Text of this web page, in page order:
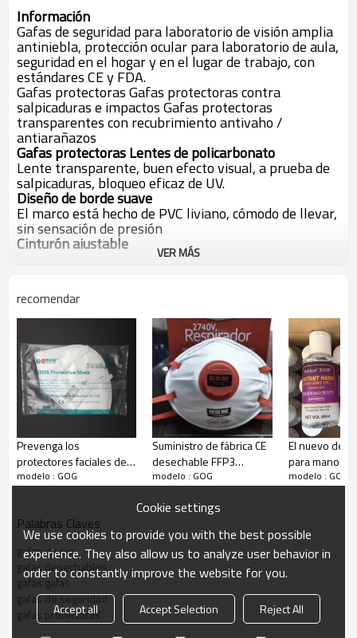
Información
Gafas de seguridad para laboratorio de visión amplia
antiniebla, protección ocular para laboratorio de aula,
seguridad en el hogar y en el lugar de trabajo, con
estándares CE y FDA.
Gafas protectoras Gafas protectoras contra
salpicaduras e impactos Gafas protectoras
transparentes con recubrimiento antivaho /
antiarañazos
Gafas protectoras Lentes de policarbonato
Lente transparente, buen efecto visual, a prueba de
salpicaduras, bloqueo eficaz de UV.
Diseño de borde suave
El marco está hecho de PVC liviano, cómodo de llevar,
sin sensación de presión
Cinturón ajustable
El diseño de banda elástica para facilitar la fijación de
espacio y es adecuado para varios
circunferencias de la cabeza
VER MÁS
recomendar
Prevenga los
protectores faciales de
seguridad de la saliva
plegable Ffp2 Máscara
EN 149 ffp2
modelo : GOG
Suministro de fábrica CE
desechable FFP3
máscara de polvo ffp3
en stock
modelo : GOG
El nuevo
para manos
sin agua de
modelo : GOG
Palabras Claves
gafas de ojo
gafas desechables
gafas gafas
gafas de seguridad
gafas protectoras
Cookie settings
We use cookies to provide you with the best possible
experience. They also allow us to analyze user behavior in
order to constantly improve the website for you.
Accept all Accept Selection
Reject All